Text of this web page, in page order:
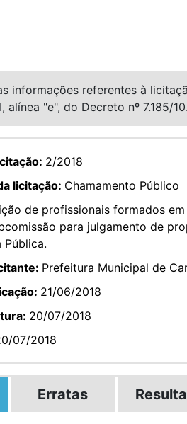
informações referentes à
alínea "e", do Decreto nº 7.185/10.
2/2018
licitação: Chamamento Público
de profissionais formados
para julgamento de
Pública.
Prefeitura Municipal de
21/06/2018
20/07/2018
07/2018
Erratas